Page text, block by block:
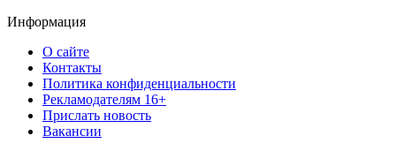
Информация
О сайте
Контакты
Политика конфиденциальности
Рекламодателям 16+
Прислать новость
Вакансии